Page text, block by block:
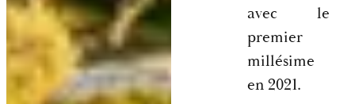
avec le
premier
millésime
en 2021.